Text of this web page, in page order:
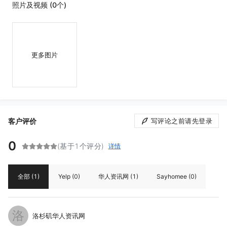
照片及视频 (0个)
更多图片
客户评价 写评论之前请先登录
0 (基于1个评分) 详情
全部 (1) Yelp (0) 华人资讯网 (1) Sayhomee (0)
洛 洛杉矶华人资讯网